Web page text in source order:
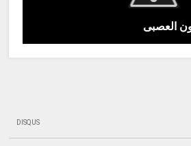
العصبى
DISQUS